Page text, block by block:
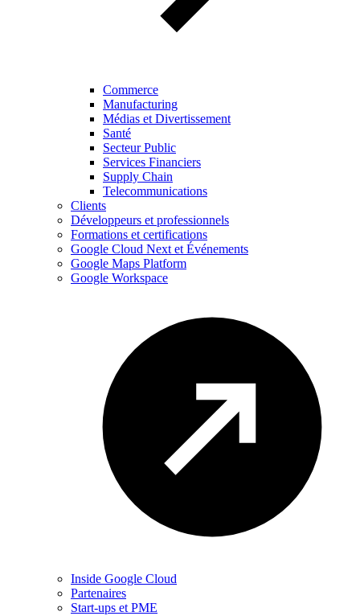
Commerce
Manufacturing
Médias et Divertissement
Santé
Secteur Public
Services Financiers
Supply Chain
Telecommunications
Clients
Développeurs et professionnels
Formations et certifications
Google Cloud Next et Événements
Google Maps Platform
Google Workspace
Inside Google Cloud
Partenaires
Start-ups et PME